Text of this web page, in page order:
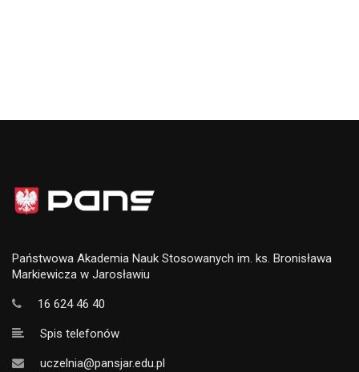
Państwowa Akademia Nauk Stosowanych im. ks. Bronisława
Markiewicza w Jarosławiu
16 624 46 40
Spis telefonów
uczelnia@pansjar.edu.pl